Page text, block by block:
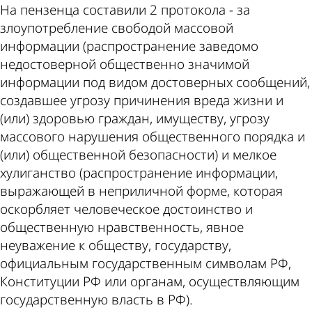
На пензенца составили 2 протокола - за
злоупотребление свободой массовой
информации (распространение заведомо
недостоверной общественно значимой
информации под видом достоверных сообщений,
создавшее угрозу причинения вреда жизни и
(или) здоровью граждан, имуществу, угрозу
массового нарушения общественного порядка и
(или) общественной безопасности) и мелкое
хулиганство (распространение информации,
выражающей в неприличной форме, которая
оскорбляет человеческое достоинство и
общественную нравственность, явное
неуважение к обществу, государству,
официальным государственным символам РФ,
Конституции РФ или органам, осуществляющим
государственную власть в РФ).